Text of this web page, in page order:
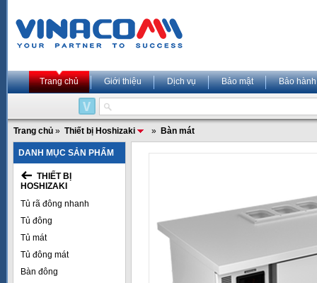
Trang chủ Giới thiệu Dịch vụ Bảo mật Bảo hành
Trang chủ » Thiết bị Hoshizaki » Bàn mát
DANH MỤC SẢN PHẨM
THIẾT BỊ
HOSHIZAKI
Tủ rã đông nhanh
Tủ đông
Tủ mát
Tủ đông mát
Bàn đông